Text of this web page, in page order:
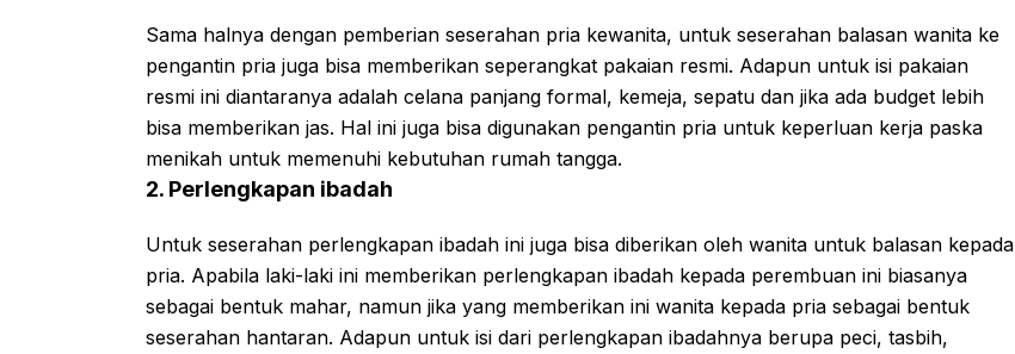
Sama halnya dengan pemberian seserahan pria kewanita, untuk seserahan balasan wanita ke
pengantin pria juga bisa memberikan seperangkat pakaian resmi. Adapun untuk isi pakaian
resmi ini diantaranya adalah celana panjang formal, kemeja, sepatu dan jika ada budget lebih
bisa memberikan jas. Hal ini juga bisa digunakan pengantin pria untuk keperluan kerja paska
menikah untuk memenuhi kebutuhan rumah tangga.
2. Perlengkapan ibadah
Untuk seserahan perlengkapan ibadah ini juga bisa diberikan oleh wanita untuk balasan kepada
pria. Apabila laki-laki ini memberikan perlengkapan ibadah kepada perembuan ini biasanya
sebagai bentuk mahar, namun jika yang memberikan ini wanita kepada pria sebagai bentuk
seserahan hantaran. Adapun untuk isi dari perlengkapan ibadahnya berupa peci, tasbih,